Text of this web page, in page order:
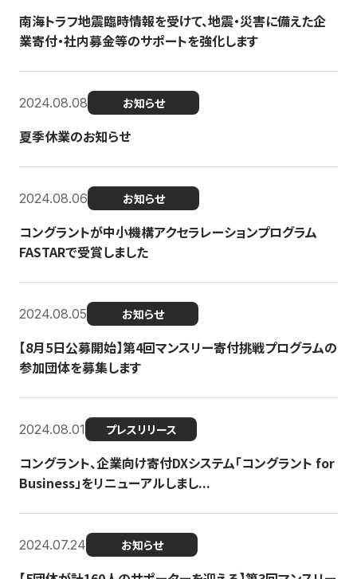
南海トラフ地震臨時情報を受けて、地震・災害に備えた企
業寄付・社内募金等のサポートを強化します
2024.08.08 お知らせ
夏季休業のお知らせ
2024.08.06 お知らせ
コングラントが中小機構アクセラレーションプログラム
FASTARで受賞しました
2024.08.05 お知らせ
【8月5日公募開始】第4回マンスリー寄付挑戦プログラムの
参加団体を募集します
2024.08.01 プレスリリース
コングラント、企業向け寄付DXシステム「コングラント for
Business」をリニューアルしまし...
2024.07.24 お知らせ